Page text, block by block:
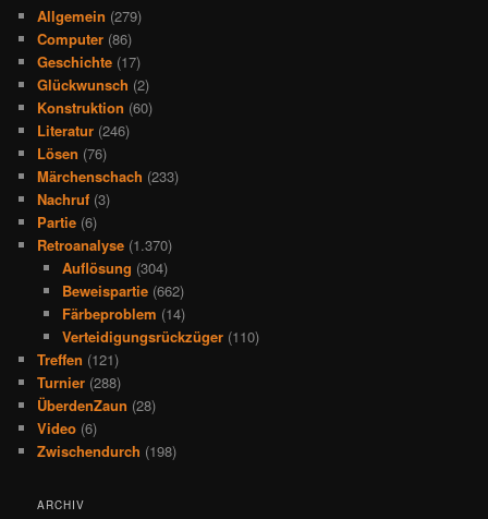
Allgemein (279)
Computer (86)
Geschichte (17)
Glückwunsch (2)
Konstruktion (60)
Literatur (246)
Lösen (76)
Märchenschach (233)
Nachruf (3)
Partie (6)
Retroanalyse (1.370)
Auflösung (304)
Beweispartie(662)
Färbeproblem (14)
Verteidigungsrückzüger(110)
Treffen (121)
Turnier (288)
ÜberdenZaun (28)
Video (6)
Zwischendurch (198)
ARCHIV